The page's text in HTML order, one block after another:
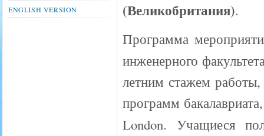
(Великобритания).
Программа
инженерного
летним стажем работы,
программ
London. Учащиеся
ENGLISH VERSION